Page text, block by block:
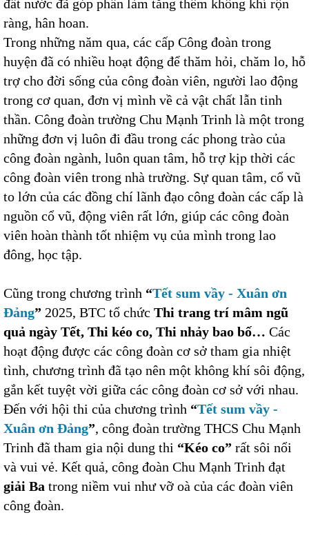
đất nước đã góp phần làm tăng thêm không khí rộn
ràng, hân hoan.
Trong những năm qua, các cấp Công đoàn trong
huyện đã có nhiều hoạt động để thăm hỏi, chăm lo, hỗ
trợ cho đời sống của công đoàn viên, người lao động
trong cơ quan, đơn vị mình về cả vật chất lẫn tinh
thần. Công đoàn trường Chu Mạnh Trinh là một trong
những đơn vị luôn đi đầu trong các phong trào của
công đoàn ngành, luôn quan tâm, hỗ trợ kịp thời các
công đoàn viên trong nhà trường. Sự quan tâm, cổ vũ
to lớn của các đồng chí lãnh đạo công đoàn các cấp là
nguồn cổ vũ, động viên rất lớn, giúp các công đoàn
viên hoàn thành tốt nhiệm vụ của mình trong lao
đông, học tập.
Cũng trong chương trình “Tết sum vầy - Xuân ơn
Đảng” 2025, BTC tổ chức Thi trang trí mâm ngũ
quả ngày Tết, Thi kéo co, Thi nhảy bao bố… Các
hoạt động được các công đoàn cơ sở tham gia nhiệt
tình, chương trình đã tạo nên một không khí sôi động,
gắn kết tuyệt vời giữa các công đoàn cơ sở với nhau.
Đến với hội thi của chương trình “Tết sum vầy -
Xuân ơn Đảng”, công đoàn trường THCS Chu Mạnh
Trinh đã tham gia nội dung thi “Kéo co” rất sôi nổi
và vui vẻ. Kết quả, công đoàn Chu Mạnh Trinh đạt
giải Ba trong niềm vui như vỡ oà của các đoàn viên
công đoàn.